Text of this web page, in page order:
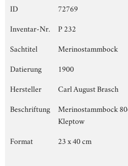
ID
72769
Inventar-Nr.
P 232
Sachtitel
Merinostammbock
Datierung
1900
Hersteller
Carl August Brasch
Beschriftung
Merinostammbock
Kleptow
Format
23 x 40 cm